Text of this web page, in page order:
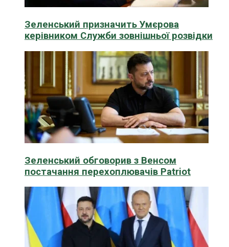
Зеленський призначить Умєрова
керівником Служби зовнішньої розвідки
Зеленський обговорив з Венсом
постачання перехоплювачів Patriot